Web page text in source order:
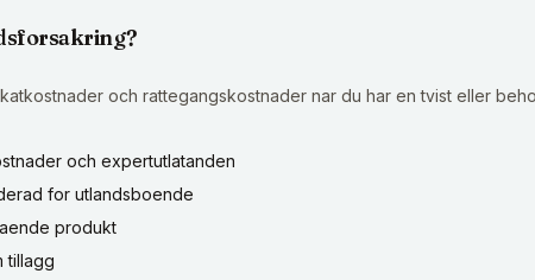
och rattegangskostnader nar du har en tvist eller
och expertutlatanden
for utlandsboende
produkt
tillagg